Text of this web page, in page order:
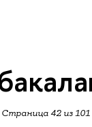
Страница 42 из 101